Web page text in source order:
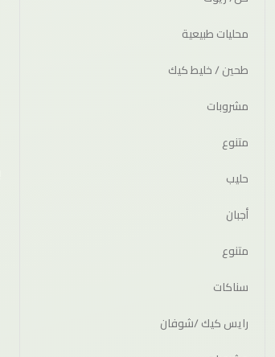
محليات طبيعية
طحين / خليط كيك
مشروبات
متنوع
حليب
أجبان
متنوع
سناكات
رايس كيك /شوفان